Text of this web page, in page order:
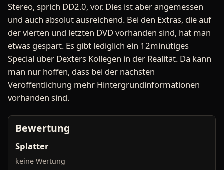
Stereo, sprich DD2.0, vor. Dies ist aber angemessen
und auch absolut ausreichend. Bei den Extras, die auf
der vierten und letzten DVD vorhanden sind, hat man
etwas gespart. Es gibt lediglich ein 12minütiges
Special über Dexters Kollegen in der Realität. Da kann
man nur hoffen, dass bei der nächsten
Veröffentlichung mehr Hintergrundinformationen
vorhanden sind.
Bewertung
Splatter
keine Wertung